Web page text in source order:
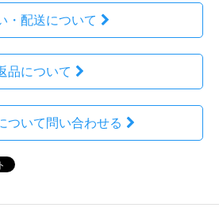
・配送について
品について
ついて問い合わせる